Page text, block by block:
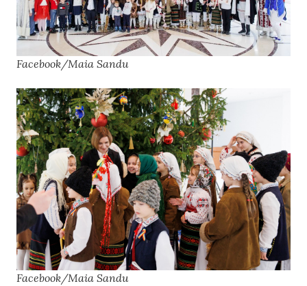
Facebook/Maia Sandu
Facebook/Maia Sandu